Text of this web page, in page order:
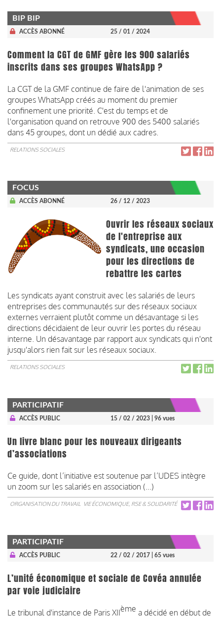
BIP BIP
ACCÈS ABONNÉ 25 / 01 / 2024
Comment la CGT de GMF gère les 900 salariés
inscrits dans ses groupes WhatsApp ?
La CGT de la GMF continue de faire de l'animation de ses
groupes WhatsApp créés au moment du premier
confinement une priorité. C'est du temps et de
l'organisation quand on retrouve 900 des 5400 salariés
dans 45 groupes, dont un dédié aux cadres.
RELATIONS SOCIALES
FOCUS
ACCÈS ABONNÉ 26 / 12 / 2023
Ouvrir les réseaux sociaux
de l'entreprise aux
syndicats, une occasion
pour les directions de
rebattre les cartes
Les syndicats ayant construit avec les salariés de leurs
entreprises des communautés sur des réseaux sociaux
externes verraient plutôt comme un désavantage si les
directions décidaient de leur ouvrir les portes du réseau
interne. Un désavantage par rapport aux syndicats qui n'ont
jusqu'alors rien fait sur les réseaux sociaux.
RELATIONS SOCIALES
PARTICIPATIF
ACCÈS PUBLIC 15 / 02 / 2023 | 96 vues
Un livre blanc pour les nouveaux dirigeants
d’associations
Ce guide, dont l’initiative est soutenue par l’UDES intègre
un zoom sur les salariés en association (...)
ORGANISATION DU TRAVAIL VIE ÉCONOMIQUE, RSE & SOLIDARITÉ
PARTICIPATIF
ACCÈS PUBLIC 22 / 02 / 2017 | 65 vues
L’unité économique et sociale de Covéa annulée
par voie judiciaire
Le tribunal d'instance de Paris XIIème a décidé en début de